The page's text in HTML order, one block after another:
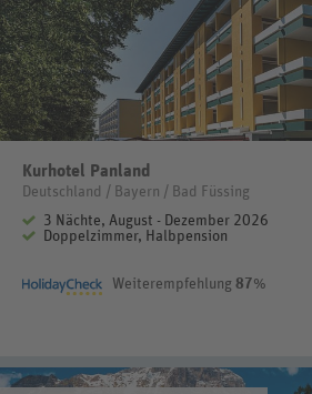
Kurhotel Panland
Deutschland / Bayern / Bad Füssing
3 Nächte, August - Dezember 2026
Doppelzimmer, Halbpension
Weiterempfehlung 87%